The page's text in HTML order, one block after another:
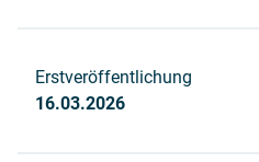
Erstveröffentlichung
16.03.2026